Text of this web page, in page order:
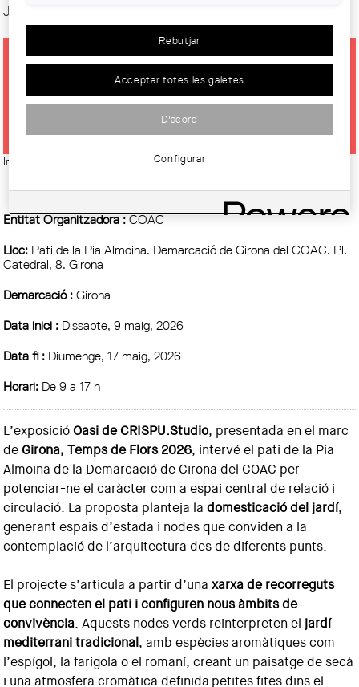
Jornades
GIRONA, TEMPS DE FLORS: OASI,
DE CRISPU.STUDIO
Imatge:
Entitat Organitzadora :COAC
Lloc: Pati de la Pia Almoina. Demarcació de Girona del COAC. Pl.
Catedral, 8. Girona
Demarcació :Girona
Data inici : Dissabte, 9 maig, 2026
Data fi : Diumenge, 17 maig, 2026
Horari: De 9 a 17 h
L’exposició Oasi de CRISPU.Studio, presentada en el marc
de Girona, Temps de Flors 2026, intervé el pati de la Pia
Almoina de la Demarcació de Girona del COAC per
potenciar-ne el caràcter com a espai central de relació i
circulació. La proposta planteja ladomesticació del jardí,
generant espais d’estada i nodes que conviden a la
contemplació de l’arquitectura des de diferents punts.
El projecte s’articula a partir d’unaxarxa de recorreguts
que connecten el pati i configuren nous àmbits de
convivència. Aquests nodes verds reinterpreten el jardí
mediterrani tradicional, amb espècies aromàtiques com
l’espígol, la farigola o el romaní, creant un paisatge de secà
i una atmosfera cromàtica definida petites fites dins el
Rebutjar
Acceptar totes les galetes
D'acord
Configurar